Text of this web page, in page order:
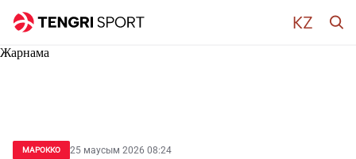
Жарнама
МАРОККО 25 маусым 2026 08:24